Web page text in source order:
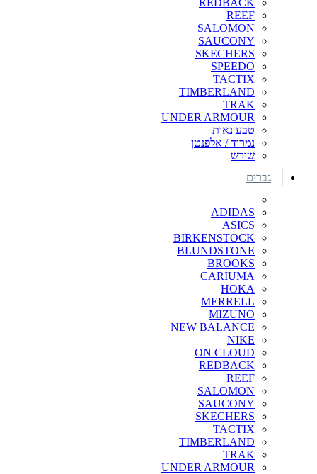
REEF
SALOMON
SAUCONY
SKECHERS
SPEEDO
TACTIX
TIMBERLAND
TRAK
UNDER ARMOUR
טבע נאות
נמרוד / אלפנטן
שורש
גברים
ADIDAS
ASICS
BIRKENSTOCK
BLUNDSTONE
BROOKS
CARIUMA
HOKA
MERRELL
MIZUNO
NEW BALANCE
NIKE
ON CLOUD
REDBACK
REEF
SALOMON
SAUCONY
SKECHERS
TACTIX
TIMBERLAND
TRAK
UNDER ARMOUR